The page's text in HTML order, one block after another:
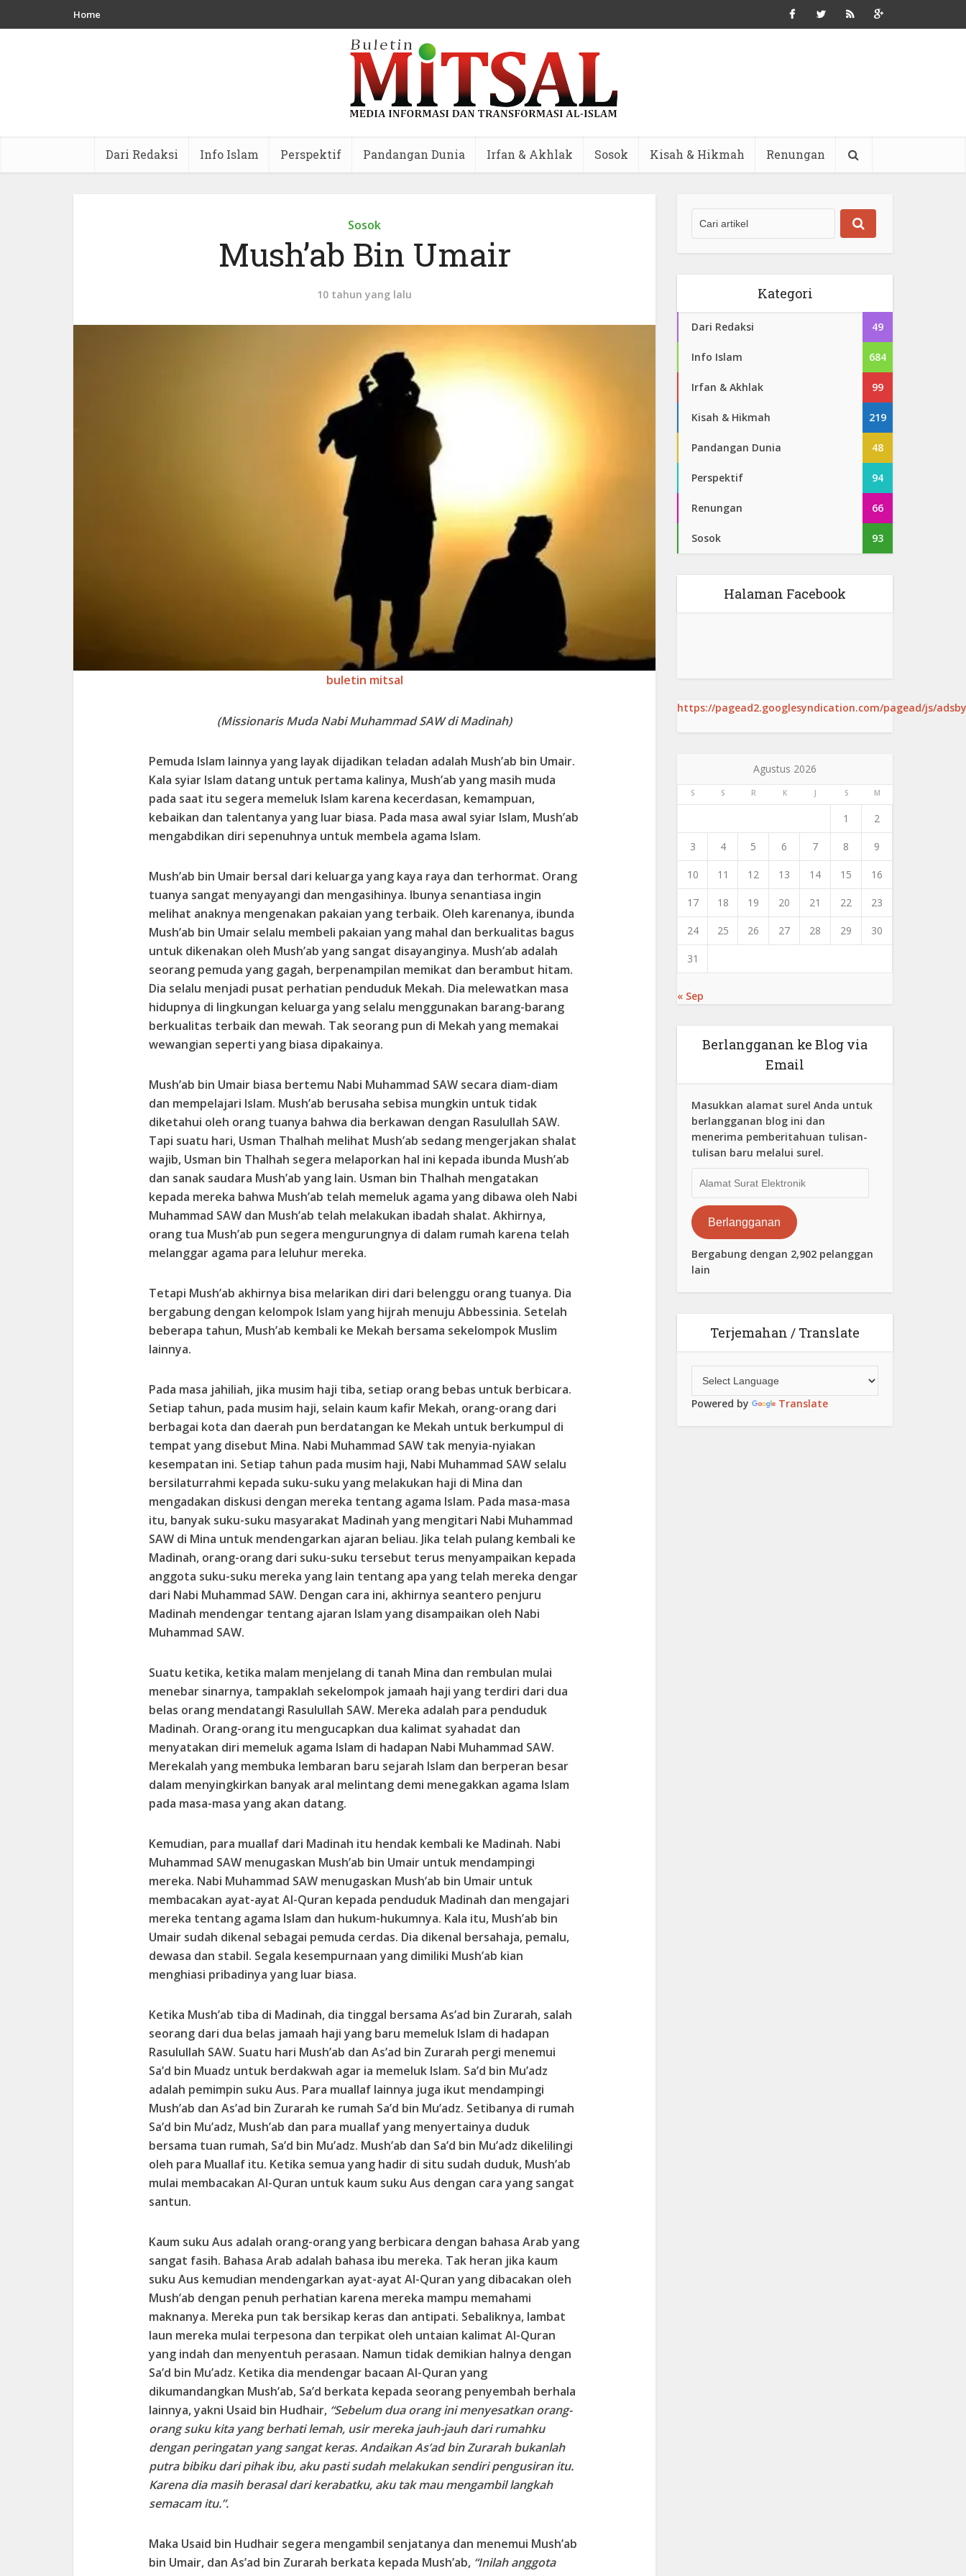
Home
Dari Redaksi Info Islam Perspektif Pandangan Dunia Irfan & Akhlak Sosok Kisah & Hikmah Renungan
Sosok
Mush’ab Bin Umair
10 tahun yang lalu
buletin mitsal
(Missionaris Muda Nabi Muhammad SAW di Madinah)
Pemuda Islam lainnya yang layak dijadikan teladan adalah Mush’ab bin Umair.
Kala syiar Islam datang untuk pertama kalinya, Mush’ab yang masih muda
pada saat itu segera memeluk Islam karena kecerdasan, kemampuan,
kebaikan dan talentanya yang luar biasa. Pada masa awal syiar Islam, Mush’ab
mengabdikan diri sepenuhnya untuk membela agama Islam.
Mush’ab bin Umair bersal dari keluarga yang kaya raya dan terhormat. Orang
tuanya sangat menyayangi dan mengasihinya. Ibunya senantiasa ingin
melihat anaknya mengenakan pakaian yang terbaik. Oleh karenanya, ibunda
Mush’ab bin Umair selalu membeli pakaian yang mahal dan berkualitas bagus
untuk dikenakan oleh Mush’ab yang sangat disayanginya. Mush’ab adalah
seorang pemuda yang gagah, berpenampilan memikat dan berambut hitam.
Dia selalu menjadi pusat perhatian penduduk Mekah. Dia melewatkan masa
hidupnya di lingkungan keluarga yang selalu menggunakan barang-barang
berkualitas terbaik dan mewah. Tak seorang pun di Mekah yang memakai
wewangian seperti yang biasa dipakainya.
Mush’ab bin Umair biasa bertemu Nabi Muhammad SAW secara diam-diam
dan mempelajari Islam. Mush’ab berusaha sebisa mungkin untuk tidak
diketahui oleh orang tuanya bahwa dia berkawan dengan Rasulullah SAW.
Tapi suatu hari, Usman Thalhah melihat Mush’ab sedang mengerjakan shalat
wajib, Usman bin Thalhah segera melaporkan hal ini kepada ibunda Mush’ab
dan sanak saudara Mush’ab yang lain. Usman bin Thalhah mengatakan
kepada mereka bahwa Mush’ab telah memeluk agama yang dibawa oleh Nabi
Muhammad SAW dan Mush’ab telah melakukan ibadah shalat. Akhirnya,
orang tua Mush’ab pun segera mengurungnya di dalam rumah karena telah
melanggar agama para leluhur mereka.
Tetapi Mush’ab akhirnya bisa melarikan diri dari belenggu orang tuanya. Dia
bergabung dengan kelompok Islam yang hijrah menuju Abbessinia. Setelah
beberapa tahun, Mush’ab kembali ke Mekah bersama sekelompok Muslim
lainnya.
Pada masa jahiliah, jika musim haji tiba, setiap orang bebas untuk berbicara.
Setiap tahun, pada musim haji, selain kaum kafir Mekah, orang-orang dari
berbagai kota dan daerah pun berdatangan ke Mekah untuk berkumpul di
tempat yang disebut Mina. Nabi Muhammad SAW tak menyia-nyiakan
kesempatan ini. Setiap tahun pada musim haji, Nabi Muhammad SAW selalu
bersilaturrahmi kepada suku-suku yang melakukan haji di Mina dan
mengadakan diskusi dengan mereka tentang agama Islam. Pada masa-masa
itu, banyak suku-suku masyarakat Madinah yang mengitari Nabi Muhammad
SAW di Mina untuk mendengarkan ajaran beliau. Jika telah pulang kembali ke
Madinah, orang-orang dari suku-suku tersebut terus menyampaikan kepada
anggota suku-suku mereka yang lain tentang apa yang telah mereka dengar
dari Nabi Muhammad SAW. Dengan cara ini, akhirnya seantero penjuru
Madinah mendengar tentang ajaran Islam yang disampaikan oleh Nabi
Muhammad SAW.
Suatu ketika, ketika malam menjelang di tanah Mina dan rembulan mulai
menebar sinarnya, tampaklah sekelompok jamaah haji yang terdiri dari dua
belas orang mendatangi Rasulullah SAW. Mereka adalah para penduduk
Madinah. Orang-orang itu mengucapkan dua kalimat syahadat dan
menyatakan diri memeluk agama Islam di hadapan Nabi Muhammad SAW.
Merekalah yang membuka lembaran baru sejarah Islam dan berperan besar
dalam menyingkirkan banyak aral melintang demi menegakkan agama Islam
pada masa-masa yang akan datang.
Kemudian, para muallaf dari Madinah itu hendak kembali ke Madinah. Nabi
Muhammad SAW menugaskan Mush’ab bin Umair untuk mendampingi
mereka. Nabi Muhammad SAW menugaskan Mush’ab bin Umair untuk
membacakan ayat-ayat Al-Quran kepada penduduk Madinah dan mengajari
mereka tentang agama Islam dan hukum-hukumnya. Kala itu, Mush’ab bin
Umair sudah dikenal sebagai pemuda cerdas. Dia dikenal bersahaja, pemalu,
dewasa dan stabil. Segala kesempurnaan yang dimiliki Mush’ab kian
menghiasi pribadinya yang luar biasa.
Ketika Mush’ab tiba di Madinah, dia tinggal bersama As’ad bin Zurarah, salah
seorang dari dua belas jamaah haji yang baru memeluk Islam di hadapan
Rasulullah SAW. Suatu hari Mush’ab dan As’ad bin Zurarah pergi menemui
Sa’d bin Muadz untuk berdakwah agar ia memeluk Islam. Sa’d bin Mu’adz
adalah pemimpin suku Aus. Para muallaf lainnya juga ikut mendampingi
Mush’ab dan As’ad bin Zurarah ke rumah Sa’d bin Mu’adz. Setibanya di rumah
Sa’d bin Mu’adz, Mush’ab dan para muallaf yang menyertainya duduk
bersama tuan rumah, Sa’d bin Mu’adz. Mush’ab dan Sa’d bin Mu’adz dikelilingi
oleh para Muallaf itu. Ketika semua yang hadir di situ sudah duduk, Mush’ab
mulai membacakan Al-Quran untuk kaum suku Aus dengan cara yang sangat
santun.
Kaum suku Aus adalah orang-orang yang berbicara dengan bahasa Arab yang
sangat fasih. Bahasa Arab adalah bahasa ibu mereka. Tak heran jika kaum
suku Aus kemudian mendengarkan ayat-ayat Al-Quran yang dibacakan oleh
Mush’ab dengan penuh perhatian karena mereka mampu memahami
maknanya. Mereka pun tak bersikap keras dan antipati. Sebaliknya, lambat
laun mereka mulai terpesona dan terpikat oleh untaian kalimat Al-Quran
yang indah dan menyentuh perasaan. Namun tidak demikian halnya dengan
Sa’d bin Mu’adz. Ketika dia mendengar bacaan Al-Quran yang
dikumandangkan Mush’ab, Sa’d berkata kepada seorang penyembah berhala
lainnya, yakni Usaid bin Hudhair, “Sebelum dua orang ini menyesatkan orang-
orang suku kita yang berhati lemah, usir mereka jauh-jauh dari rumahku
dengan peringatan yang sangat keras. Andaikan As’ad bin Zurarah bukanlah
putra bibiku dari pihak ibu, aku pasti sudah melakukan sendiri pengusiran itu.
Karena dia masih berasal dari kerabatku, aku tak mau mengambil langkah
semacam itu.”.
Maka Usaid bin Hudhair segera mengambil senjatanya dan menemui Mush’ab
bin Umair, dan As’ad bin Zurarah berkata kepada Mush’ab, “Inilah anggota
Kategori
Dari Redaksi 49
Info Islam 684
Irfan & Akhlak 99
Kisah & Hikmah 219
Pandangan Dunia 48
Perspektif 94
Renungan 66
Sosok 93
Halaman Facebook
https://pagead2.googlesyndication.com/pagead/js/
Agustus 2026
S S R K J S M
1 2
3 4 5 6 7 8 9
10 11 12 13 14 15 16
17 18 19 20 21 22 23
24 25 26 27 28 29 30
31
« Sep
Berlangganan ke Blog via
Email
Masukkan alamat surel Anda untuk
berlangganan blog ini dan
menerima pemberitahuan tulisan-
tulisan baru melalui surel.
Surat
Elektronik
Berlangganan
Bergabung dengan 2,902 pelanggan
lain
Terjemahan / Translate
Powered by Translate